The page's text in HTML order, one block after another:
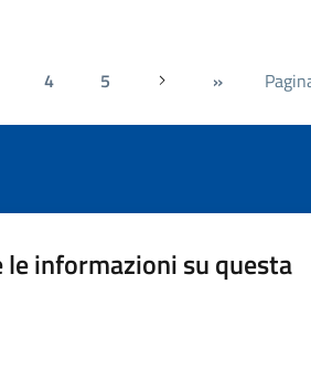
4 5 Successiva
»
le informazioni su questa